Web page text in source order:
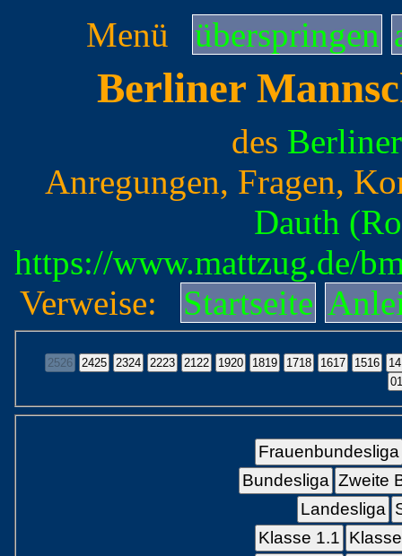
Menü überspringen
Berliner
des
Anregungen, Fragen,
Dauth
https://www.mattzug.de/
Verweise:
Startseite
Frauenbundesliga
Bundesliga Zweite
Landesliga
Klasse 1.1